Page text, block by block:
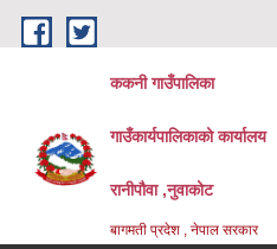
Skip to main content
ककनी गाउँपालिका
गाउँकार्यपालिकाको कार्यालय
रानीपौवा ,नुवाकोट
बागमती प्रदेश , नेपाल सरकार